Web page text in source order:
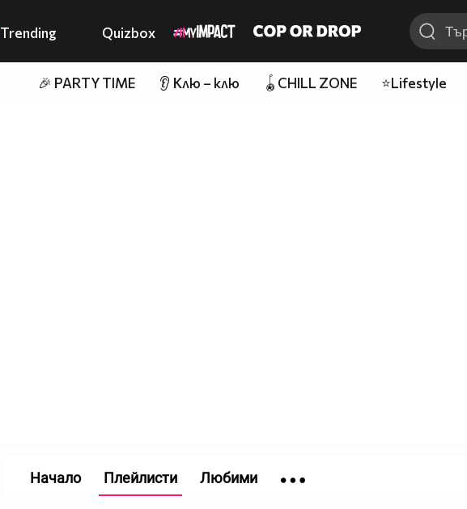
Trending Quizbox
🎉 PARTY TIME 👂 Клю – клю 🪀CHILL ZONE ⭐Lifestyle
Начало Плейлисти Любими